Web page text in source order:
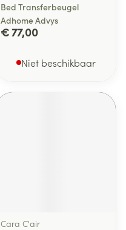
Bed Transferbeugel
Adhome Advys
€ 77,00
Niet beschikbaar
Cara C'air